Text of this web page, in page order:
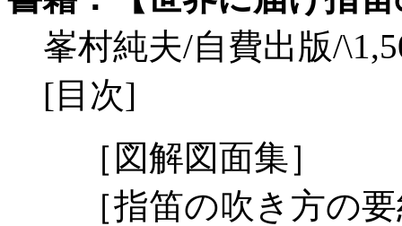
峯村純夫/自費出版/
[目次]
［図解図面集］
［指笛の吹き方の